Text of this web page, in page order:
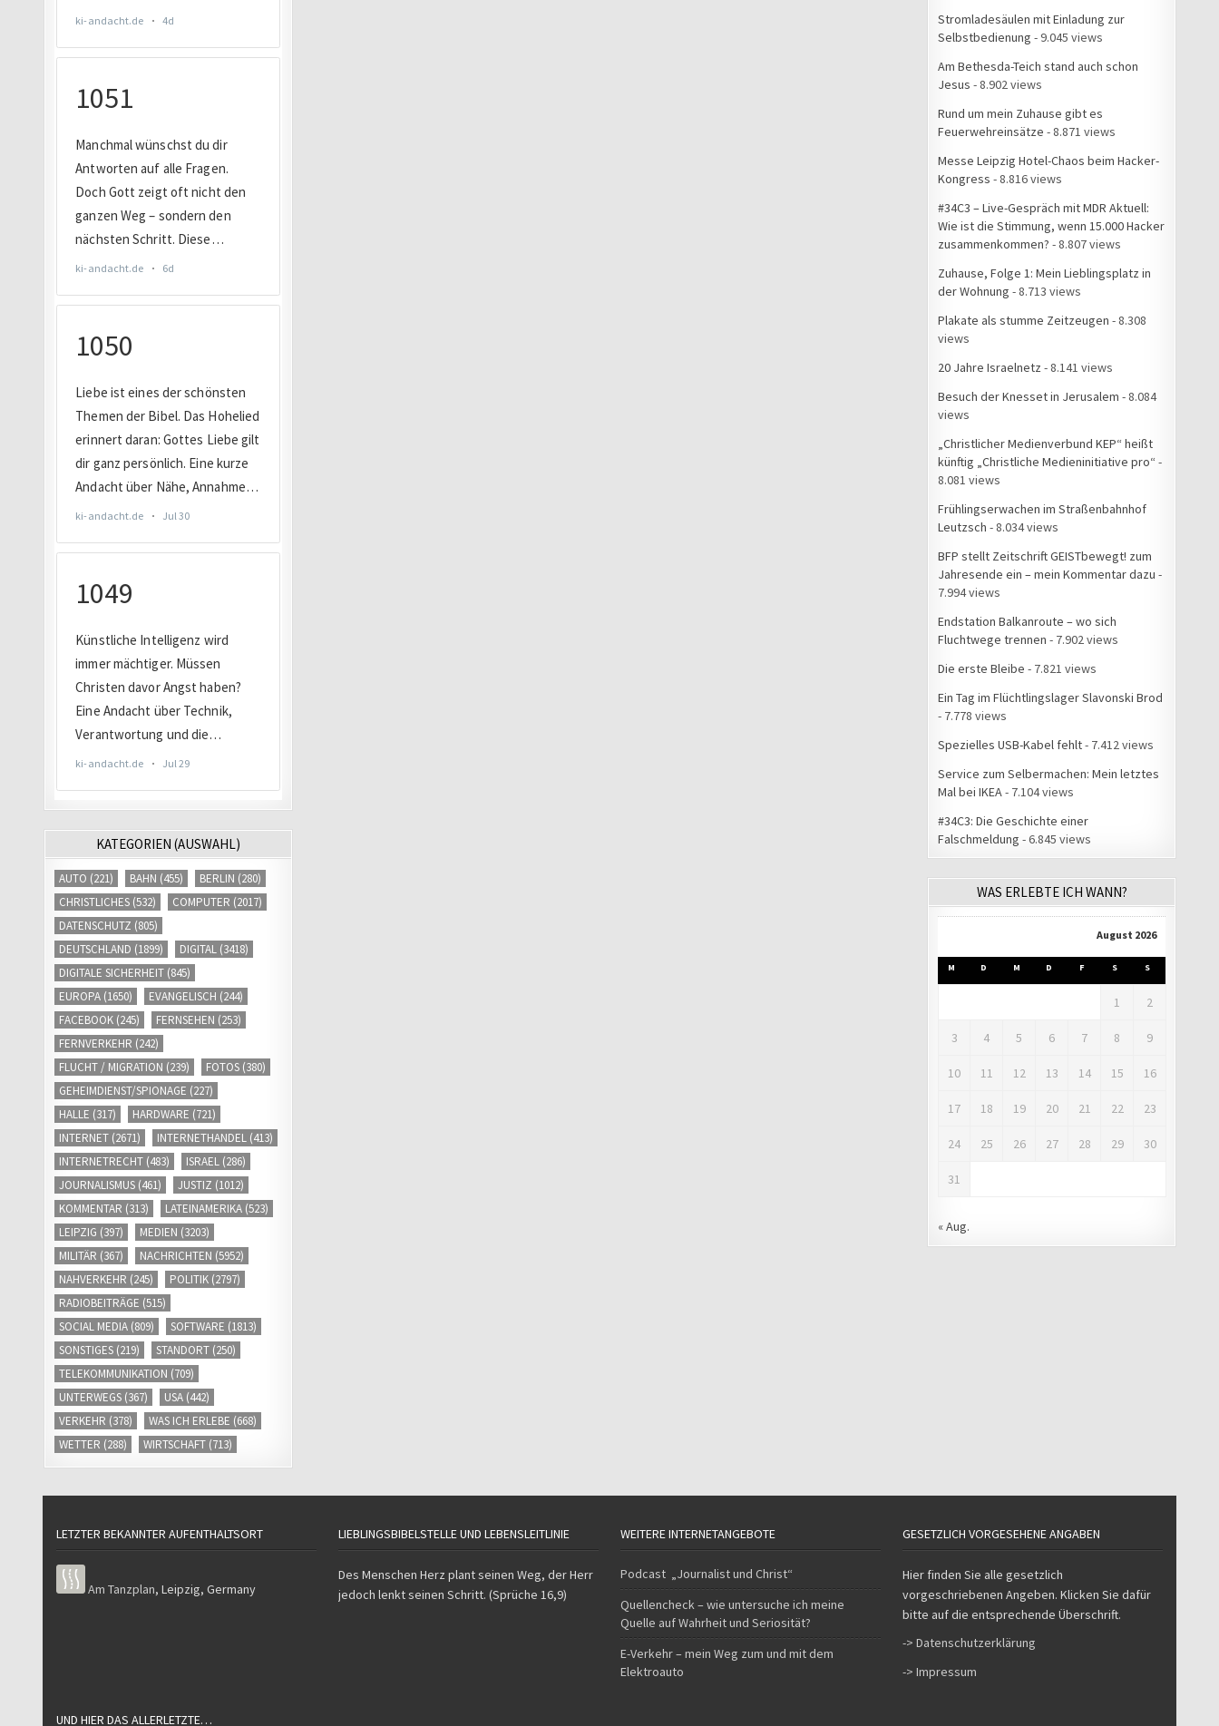
KATEGORIEN (AUSWAHL)
AUTO (221) BAHN (455) BERLIN (280)
CHRISTLICHES (532) COMPUTER (2017)
DATENSCHUTZ (805)
DEUTSCHLAND (1899) DIGITAL (3418)
DIGITALE SICHERHEIT (845)
EUROPA (1650) EVANGELISCH (244)
FACEBOOK (245) FERNSEHEN (253)
FERNVERKEHR (242)
FLUCHT / MIGRATION (239) FOTOS (380)
GEHEIMDIENST/SPIONAGE (227)
HALLE (317) HARDWARE (721)
INTERNET (2671) INTERNETHANDEL (413)
INTERNETRECHT (483) ISRAEL (286)
JOURNALISMUS (461) JUSTIZ (1012)
KOMMENTAR (313) LATEINAMERIKA (523)
LEIPZIG (397) MEDIEN (3203)
MILITÄR (367) NACHRICHTEN (5952)
NAHVERKEHR (245) POLITIK (2797)
RADIOBEITRÄGE (515)
SOCIAL MEDIA (809) SOFTWARE (1813)
SONSTIGES (219) STANDORT (250)
TELEKOMMUNIKATION (709)
UNTERWEGS (367) USA (442)
VERKEHR (378) WAS ICH ERLEBE (668)
WETTER (288) WIRTSCHAFT (713)
Stromladesäulen mit Einladung zur
Selbstbedienung - 9.045 views
Am Bethesda-Teich stand auch schon
Jesus - 8.902 views
Rund um mein Zuhause gibt es
Feuerwehreinsätze - 8.871 views
Messe Leipzig Hotel-Chaos beim Hacker-
Kongress - 8.816 views
#34C3 – Live-Gespräch mit MDR Aktuell:
Wie ist die Stimmung, wenn 15.000 Hacker
zusammenkommen? - 8.807 views
Zuhause, Folge 1: Mein Lieblingsplatz in
der Wohnung - 8.713 views
Plakate als stumme Zeitzeugen - 8.308
views
20 Jahre Israelnetz - 8.141 views
Besuch der Knesset in Jerusalem - 8.084
views
„Christlicher Medienverbund KEP“ heißt
künftig „Christliche Medieninitiative pro“ -
8.081 views
Frühlingserwachen im Straßenbahnhof
Leutzsch - 8.034 views
BFP stellt Zeitschrift GEISTbewegt! zum
Jahresende ein – mein Kommentar dazu -
7.994 views
Endstation Balkanroute – wo sich
Fluchtwege trennen - 7.902 views
Die erste Bleibe - 7.821 views
Ein Tag im Flüchtlingslager Slavonski Brod
- 7.778 views
Spezielles USB-Kabel fehlt- 7.412 views
Service zum Selbermachen: Mein letztes
Mal bei IKEA- 7.104 views
#34C3: Die Geschichte einer
Falschmeldung - 6.845 views
WAS ERLEBTE ICH WANN?
August 2026
M D M D F S S
1 2
3 4 5 6 7 8 9
10 11 12 13 14 15 16
17 18 19 20 21 22 23
24 25 26 27 28 29 30
31
« Aug.
LETZTER BEKANNTER AUFENTHALTSORT
Am Tanzplan,Leipzig,Germany
LIEBLINGSBIBELSTELLE UND LEBENSLEITLINIE
Des Menschen Herz plant seinen Weg, der Herr
jedoch lenkt seinen Schritt. (Sprüche 16,9)
WEITERE INTERNETANGEBOTE
Podcast „Journalist und Christ“
Quellencheck – wie untersuche ich meine
Quelle auf Wahrheit und Seriosität?
E-Verkehr – mein Weg zum und mit dem
Elektroauto
GESETZLICH VORGESEHENE ANGABEN
Hier finden Sie alle gesetzlich
vorgeschriebenen Angeben. Klicken Sie dafür
bitte auf die entsprechende Überschrift.
-> Datenschutzerklärung
-> Impressum
UND HIER DAS ALLERLETZTE…